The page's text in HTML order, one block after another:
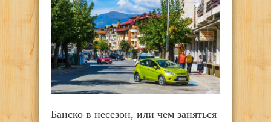
Банско в несезон, или чем заняться